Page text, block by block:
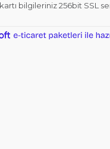
bilgileriniz 256bit SSL
ideasoft
e-